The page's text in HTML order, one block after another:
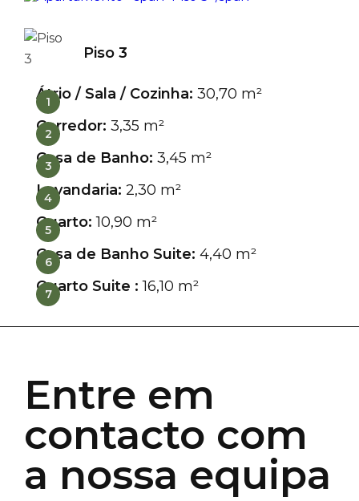
Piso 3
1
Átrio / Sala / Cozinha: 30,70 m²
2
Corredor: 3,35 m²
3
Casa de Banho: 3,45 m²
4
Lavandaria: 2,30 m²
5
Quarto:10,90 m²
6
Casa de Banho Suite: 4,40 m²
7
Quarto Suite :16,10 m²
Entre em
contacto com
a nossa equipa